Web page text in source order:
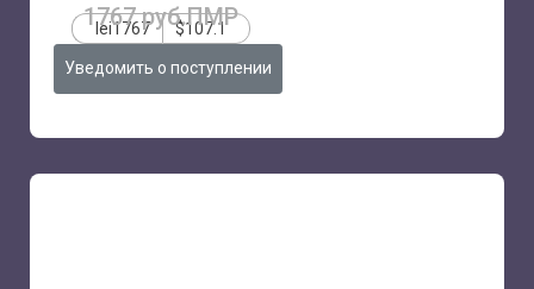
1767 руб.ПМР
lei1767 $107.1
Уведомить о поступлении